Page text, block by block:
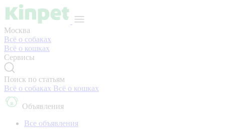
Москва
Всё о собаках
Всё о кошках
Сервисы
Поиск по статьям
Всё о собаках Всё о кошках
Объявления
Все объявления